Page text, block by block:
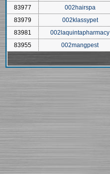
83977
002hairspa
83979
002klassypet
83981
002laquintapharmacy
83955
002mangpest